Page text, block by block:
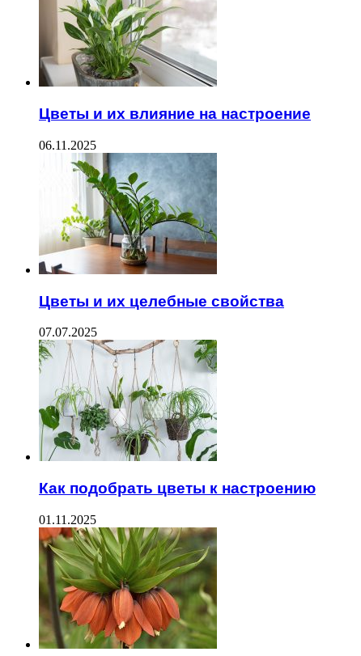
Цветы и их влияние на настроение
06.11.2025
Цветы и их целебные свойства
07.07.2025
Как подобрать цветы к настроению
01.11.2025